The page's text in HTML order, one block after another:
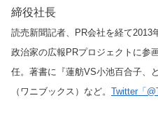
締役社長
読売新聞記者、PR会社を経て2013
政治家の広報PRプロジェクトに参
任。著書に『蓮舫VS小池百合子、
（ワニブックス）など。 Twitter「